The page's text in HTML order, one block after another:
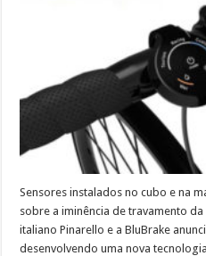
Sensores instalados no cubo e na
sobre a iminência de travamento
italiano Pinarello e a BluBrake
desenvolvendo uma nova